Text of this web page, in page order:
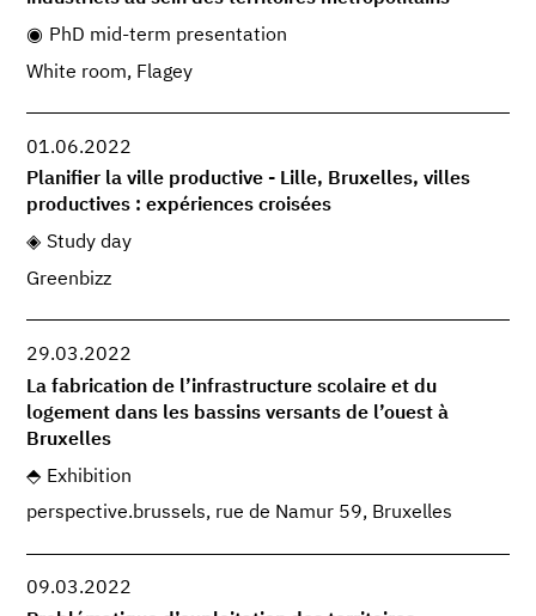
PhD mid-term presentation
White room, Flagey
01.06.2022
Planifier la ville productive - Lille, Bruxelles, villes
productives : expériences croisées
Study day
Greenbizz
29.03.2022
La fabrication de l’infrastructure scolaire et du
logement dans les bassins versants de l’ouest à
Bruxelles
Exhibition
perspective.brussels, rue de Namur 59, Bruxelles
09.03.2022